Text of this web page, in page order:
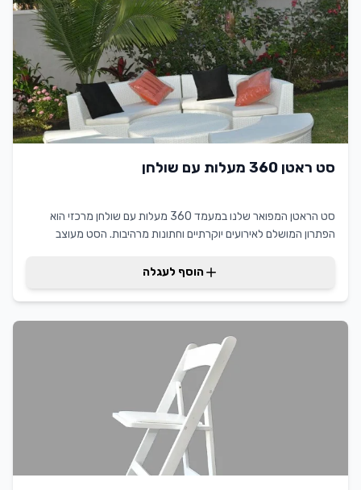
סט ראטן 360 מעלות עם שולחן
סט הראטן המפואר שלנו במעמד 360 מעלות עם שולחן מרכזי הוא
הפתרון המושלם לאירועים יוקרתיים וחתונות מרהיבות. הסט מעוצב
מרכזי מעוצב. הריהוט עשוי מראטן איכותי ועמיד בפני תנאי מזג אויר
המעגלי המיוחד יוצר אווירה חברותית ואינטימית המעודדת שיחה וחברות
בין האורחים. הסט כולל כיסאות נוחים ומעוצבים המסודרים ב-360
מעלות סביב שולחן מרכזי פרקטי ויפהפה. הצבעים הטבעיים והמרקם
עבור: קבלות פנים, חתונות בגן, אירועי חברה, ימי הולדת מיוחדים וכל
אירוע בו חשוב לכם ליצור אווירה יוקרתית ונעימה. השירות שלנו כולל
הובלה, הרכבה ופירוק מקצועיים. בחרו באיכות, בחרו בסגנון, בחרו בדרזנר
הוסף לעגלה